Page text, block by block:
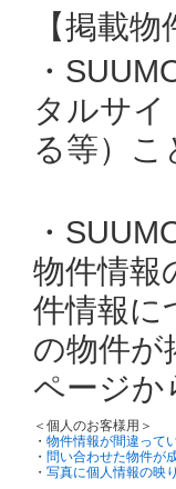
【掲載
・
タルサ
る等）
・
物件情報
件情報に
の物件が
ページか
＜個人のお客様用＞
・ 物件情報が間違って
・ 問い合わせた物件が
・ 写真に個人情報の映